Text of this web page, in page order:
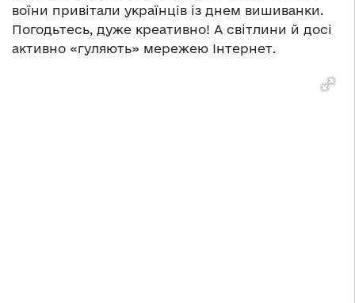
воїни привітали українців із днем вишиванки.
Погодьтесь, дуже креативно! А світлини й досі
активно «гуляють» мережею Інтернет.